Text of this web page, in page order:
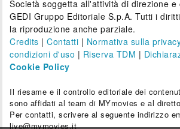
Società soggetta all'attività di direzione e
GEDI Gruppo Editoriale S.p.A. Tutti i
la riproduzione anche parziale.
Credits |Contatti | Normativa sulla
condizioni d'uso | Riserva TDM |
Cookie Policy
Il riesame e il controllo editoriale dei
sono affidati al team di MYmovies e al
Per contatti, scrivere al seguente indirizzo
live@mymovies.it